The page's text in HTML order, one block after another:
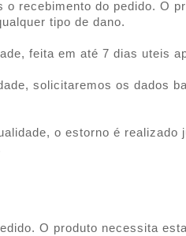
o recebimento do pedido. O
tipo de dano.
feita em até 7 dias uteis
solicitaremos os dados
o estorno é
O produto necessita